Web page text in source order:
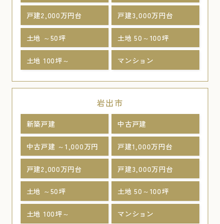
戸建2,000万円台 戸建3,000万円台
土地 ～50坪 土地 50～100坪
土地 100坪～ マンション
岩出市
新築戸建 中古戸建
中古戸建 ～1,000万円 戸建1,000万円台
戸建2,000万円台 戸建3,000万円台
土地 ～50坪 土地 50～100坪
土地 100坪～ マンション